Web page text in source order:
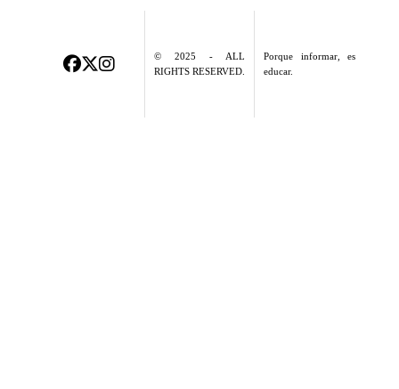
© 2025 - ALL
RIGHTS RESERVED.
Porque informar, es
educar.